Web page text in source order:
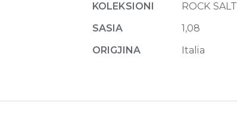
KOLEKSIONI
ROCK SALT
SASIA
1,08
ORIGJINA
Italia